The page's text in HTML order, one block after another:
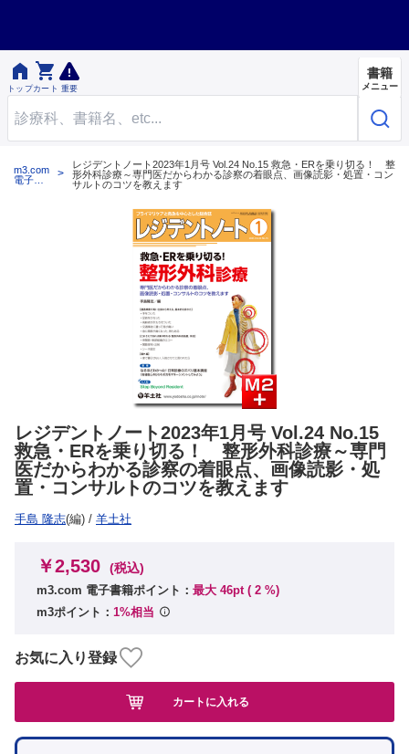

トップ

カート 重要
書籍
メニュー
m3.com
電子書
レジデントノート2023年1月号 Vol.24 No.15 救急・ERを乗り切る！ 整
形外科診療～専門医だからわかる診察の着眼点、画像読影・処置・コン
サルトのコツを教えます
レジデントノート2023年1月号 Vol.24 No.15
救急・ERを乗り切る！ 整形外科診療～専門
医だからわかる診察の着眼点、画像読影・処
置・コンサルトのコツを教えます
手島 隆志(編) / 羊土社
￥2,530 (税込)
m3.com 電子書籍ポイント： 最大 46pt ( 2 %)
m3ポイント： 1%相当
お気に入り登録
カートに入れる